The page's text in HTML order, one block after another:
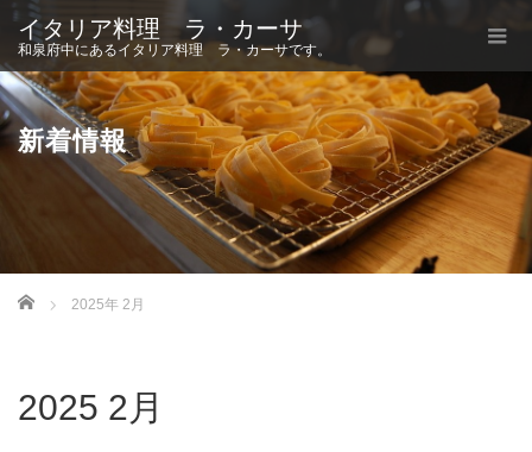
イタリア料理 ラ・カーサ
和泉府中にあるイタリア料理 ラ・カーサです。
新着情報
Home 2025年 2月
2025 2月